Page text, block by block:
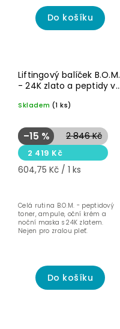
Do košíku
Novinka☝🏻
Liftingový balíček B.O.M.
- 24K zlato a peptidy v
Skladem (1 ks)
2 846 Kč
–15 %
2 419 Kč
604,75 Kč / 1 ks
Do košíku
Celá rutina B.O.M. - peptidový
toner, ampule, oční krém a
noční maska s 24K zlatem.
Nejen pro zralou pleť.